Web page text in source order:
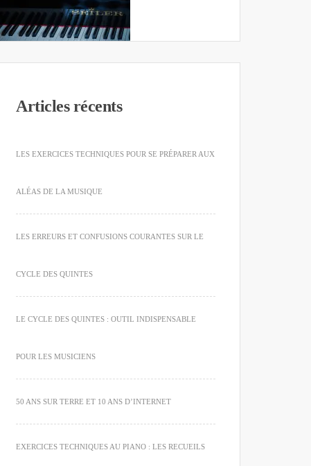
Articles récents
LES EXERCICES TECHNIQUES POUR SE PRÉPARER AUX
ALÉAS DE LA MUSIQUE
LES ERREURS ET CONFUSIONS COURANTES SUR LE
CYCLE DES QUINTES
LE CYCLE DES QUINTES : OUTIL INDISPENSABLE
POUR LES MUSICIENS
50 ANS SUR TERRE ET 10 ANS D’INTERNET
EXERCICES TECHNIQUES AU PIANO : LES RECUEILS